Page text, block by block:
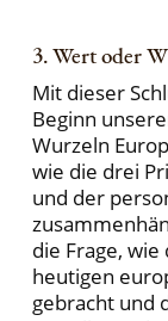
3. Wert oder
Mit dieser
Beginn
Wurzeln
wie die drei
und der
die Frage,
heutigen
gebracht und